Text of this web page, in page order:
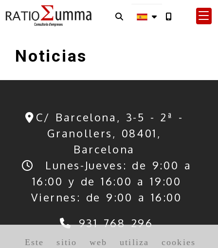
Este sitio web utiliza cookies
Noticias
C/ Barcelona, 3-5 - 2ª -
Granollers, 08401,
Barcelona
Lunes-Jueves: de 9:00 a
16:00 y de 16:00 a 19:00
Viernes: de 9:00 a 16:00
931 768 296